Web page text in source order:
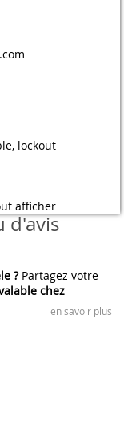
lockout
afficher
d'avis
?Partagez votre
chez
en savoir plus